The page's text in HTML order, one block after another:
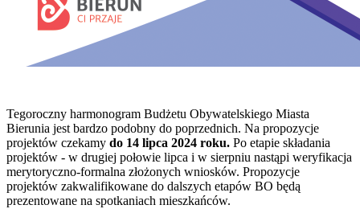
Tegoroczny harmonogram Budżetu Obywatelskiego Miasta
Bierunia jest bardzo podobny do poprzednich. Na propozycje
projektów czekamy do 14 lipca 2024 roku. Po etapie składania
projektów - w drugiej połowie lipca i w sierpniu nastąpi weryfikacja
merytoryczno-formalna złożonych wniosków. Propozycje
projektów zakwalifikowane do dalszych etapów BO będą
prezentowane na spotkaniach mieszkańców.